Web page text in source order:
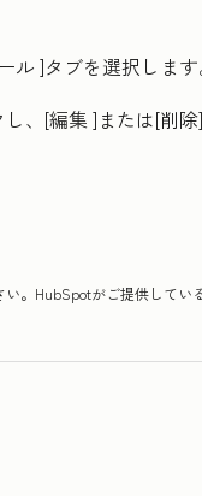
ル ]タブを選択します
し、[編集]または[削除
。HubSpotがご提供してい